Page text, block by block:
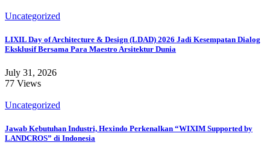
Uncategorized
LIXIL Day of Architecture & Design (LDAD) 2026 Jadi Kesempatan Dialog
Eksklusif Bersama Para Maestro Arsitektur Dunia
July 31, 2026
77 Views
Uncategorized
Jawab Kebutuhan Industri, Hexindo Perkenalkan “WIXIM Supported by
LANDCROS” di Indonesia